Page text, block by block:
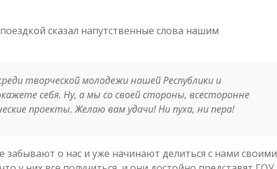
сказал напутственные слова нашим
творческой молодежи нашей Республики и
себя. Ну, а мы со своей стороны, всесторонне
проекты. Желаю вам удачи! Ни пуха, ни пера!
о нас и уже начинают делиться с нами своими